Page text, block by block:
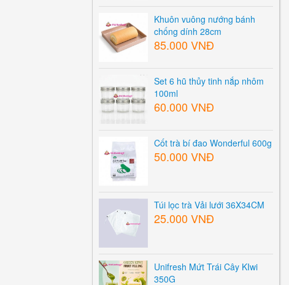
Khuôn vuông nướng bánh
chống dính 28cm
85.000 VNĐ
Set 6 hũ thủy tinh nắp nhôm
100ml
60.000 VNĐ
Cốt trà bí đao Wonderful 600g
50.000 VNĐ
Túi lọc trà Vải lưới 36X34CM
25.000 VNĐ
Unifresh Mứt Trái Cây KIwi
350G